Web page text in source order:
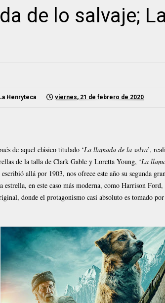
de lo salvaje;
Henryteca viernes, 21 de febrero de 2020
de aquel clásico titulado ‘La llamada de la selva’,
de la talla de Clark Gable y Loretta Young, ‘La
allá por 1903, nos ofrece este año su segunda
estrella, en este caso más moderna, como Harrison
donde el protagonismo casi absoluto es tomado